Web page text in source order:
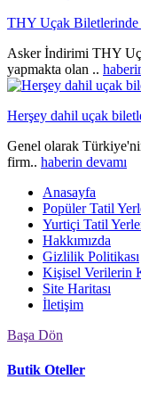
THY Uçak
Asker İndirimi THY
yapmakta olan ..
Herşey dahil uçak
Genel olarak
firm.. haberin devamı
Anasayfa
Popüler Tatil
Yurtiçi Tatil
Hakkımızda
Gizlilik Politikası
Kişisel Verilerin
Site Haritası
İletişim
Başa Dön
Butik Oteller